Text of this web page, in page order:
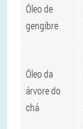
Óleo de
gengibre
Óleo da
árvore do
chá